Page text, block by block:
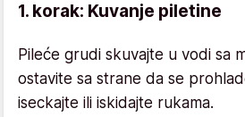
1. korak: Kuvanje piletine
Pileće grudi skuvajte u vodi sa
ostavite sa strane da se
iseckajte ili iskidajte rukama.